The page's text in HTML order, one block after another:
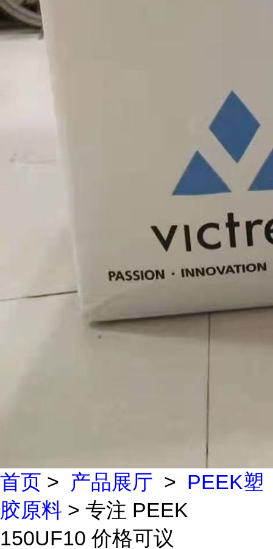
首页 > 产品展厅 > PEEK塑
胶原料 > 专注 PEEK
150UF10 价格可议